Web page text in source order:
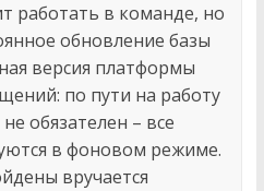
работать в команде, но
обновление базы
версия платформы
по пути на работу
обязателен – все
в фоновом режиме.
вручается